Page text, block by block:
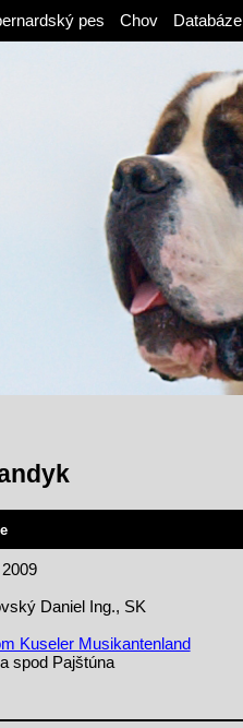
pes Chov Databáze
Daniel Ing., SK
Kuseler Musikantenland
spod Pajštúna